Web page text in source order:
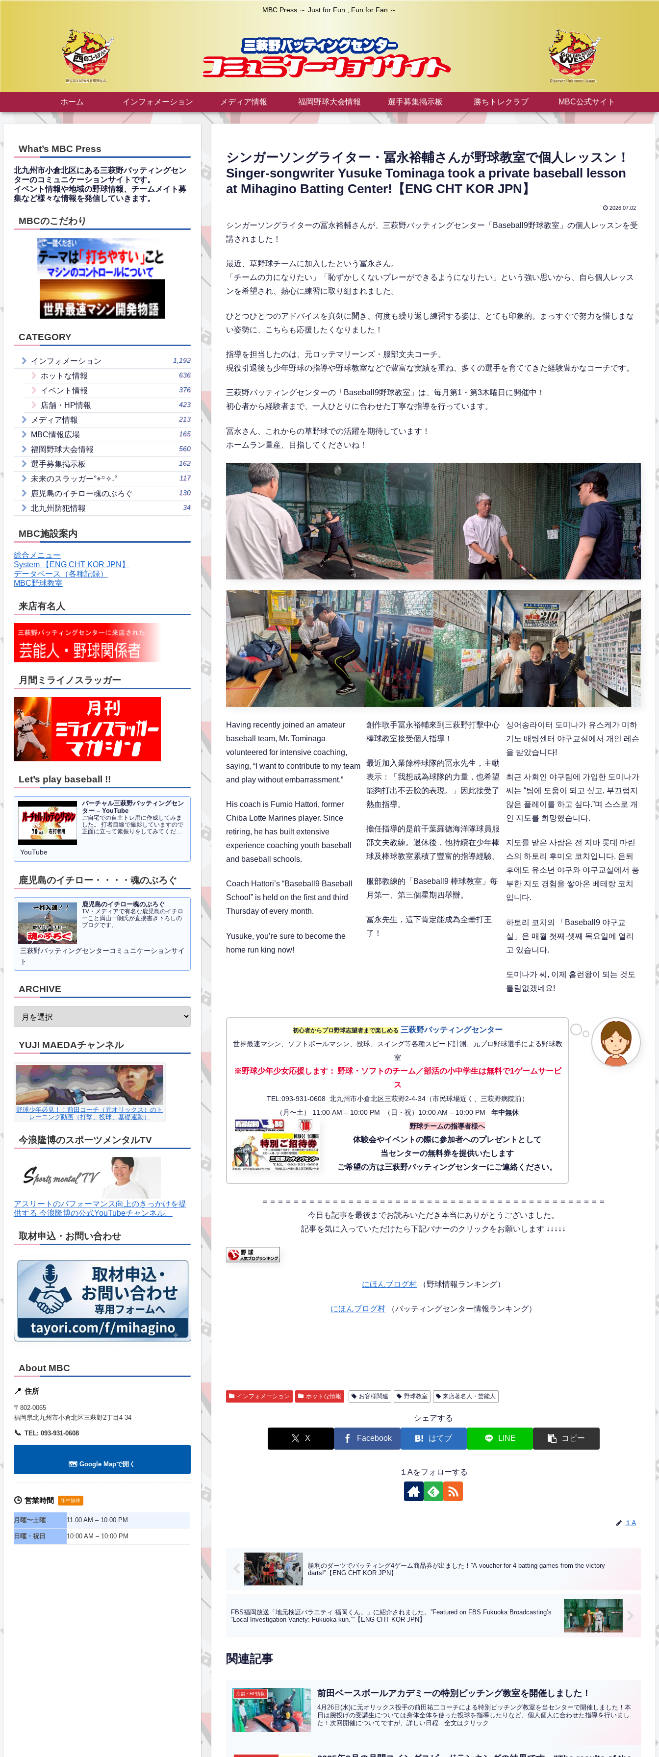
MBC Press ～ Just for Fun , Fun for Fan ～
ホーム インフォメーション メディア情報 福岡野球大会情報 選手募集掲示板 勝ちトレクラブ MBC公式サイト
シンガーソングライター・冨永裕輔さんが野球教室で個人レッスン！
Singer-songwriter Yusuke Tominaga took a private baseball lesson
at Mihagino Batting Center!【ENG CHT KOR JPN】
2026.07.02
シンガーソングライターの冨永裕輔さんが、三萩野バッティングセンター「Baseball9野球教室」の個人レッスンを受
講されました！
最近、草野球チームに加入したという冨永さん。
「チームの力になりたい」「恥ずかしくないプレーができるようになりたい」という強い思いから、自ら個人レッス
ンを希望され、熱心に練習に取り組まれました。
ひとつひとつのアドバイスを真剣に聞き、何度も繰り返し練習する姿は、とても印象的。まっすぐで努力を惜しまな
い姿勢に、こちらも応援したくなりました！
指導を担当したのは、元ロッテマリーンズ・服部文夫コーチ。
現役引退後も少年野球の指導や野球教室などで豊富な実績を重ね、多くの選手を育ててきた経験豊かなコーチです。
三萩野バッティングセンターの「Baseball9野球教室」は、毎月第1・第3木曜日に開催中！
初心者から経験者まで、一人ひとりに合わせた丁寧な指導を行っています。
冨永さん、これからの草野球での活躍を期待しています！
ホームラン量産、目指してくださいね！
Having recently joined an amateur
baseball team, Mr. Tominaga
volunteered for intensive coaching,
saying, “I want to contribute to my team
and play without embarrassment.”
His coach is Fumio Hattori, former
Chiba Lotte Marines player. Since
retiring, he has built extensive
experience coaching youth baseball
and baseball schools.
Coach Hattori’s “Baseball9 Baseball
School” is held on the first and third
Thursday of every month.
Yusuke, you’re sure to become the
home run king now!
創作歌手冨永裕輔來到三萩野打擊中心
棒球教室接受個人指導！
最近加入業餘棒球隊的冨永先生，主動
表示：「我想成為球隊的力量，也希望
能夠打出不丟臉的表現。」因此接受了
熱血指導。
擔任指導的是前千葉羅德海洋隊球員服
部文夫教練。退休後，他持續在少年棒
球及棒球教室累積了豐富的指導經驗。
服部教練的「Baseball9 棒球教室」每
月第一、第三個星期四舉辦。
冨永先生，這下肯定能成為全壘打王
了！
싱어송라이터 도미나가 유스케가 미하
기노 배팅센터 야구교실에서 개인 레슨
을 받았습니다!
최근 사회인 야구팀에 가입한 도미나가
씨는 “팀에 도움이 되고 싶고, 부끄럽지
않은 플레이를 하고 싶다.”며 스스로 개
인 지도를 희망했습니다.
지도를 맡은 사람은 전 지바 롯데 마린
스의 하토리 후미오 코치입니다. 은퇴
후에도 유소년 야구와 야구교실에서 풍
부한 지도 경험을 쌓아온 베테랑 코치
입니다.
하토리 코치의 「Baseball9 야구교
실」은 매월 첫째·셋째 목요일에 열리
고 있습니다.
도미나가 씨, 이제 홈런왕이 되는 것도
틀림없겠네요!
初心者からプロ野球志望者まで楽しめる 三萩野バッティングセンター
世界最速マシン、ソフトボールマシン、投球、スイング等各種スピード計測、元プロ野球選手による野球教
室
※野球少年少女応援します： 野球・ソフトのチーム／部活の小中学生は無料で1ゲームサービ
ス
TEL:093-931-0608 北九州市小倉北区三萩野2-4-34（市民球場近く、三萩野病院前）
（月〜土） 11:00 AM – 10:00 PM （日・祝）10:00 AM – 10:00 PM年中無休
野球チームの指導者様へ
体験会やイベントの際に参加者へのプレゼントとして
当センターの無料券を提供いたします
ご希望の方は三萩野バッティングセンターにご連絡ください。
＝＝＝＝＝＝＝＝＝＝＝＝＝＝＝＝＝＝＝＝＝＝＝＝＝＝＝＝＝＝＝＝＝＝＝＝＝＝＝＝＝＝＝＝
今日も記事を最後までお読みいただき本当にありがとうございました。
記事を気に入っていただけたら下記バナーのクリックをお願いします ↓↓↓↓↓
にほんブログ村 （野球情報ランキング）
にほんブログ村 （バッティングセンター情報ランキング）
インフォメーション ホットな情報 お客様関連 野球教室 来店著名人・芸能人
シェアする
X Facebook はてブ LINE コピー
１Aをフォローする
１A
勝利のダーツでバッティング4ゲーム商品券が出ました！”A voucher for 4 batting games from the victory
darts!”【ENG CHT KOR JPN】
FBS福岡放送「地元検証バラエティ 福岡くん。」に紹介されました。”Featured on FBS Fukuoka Broadcasting’s
“Local Investigation Variety: Fukuoka-kun.””【ENG CHT KOR JPN】
関連記事
店舗・HP情報 前田ベースボールアカデミーの特別ピッチング教室を開催しました！
4月26日(水)に元オリックス投手の前田祐二コーチによる特別ピッチング教室を当センターで開催しました！本
日は腕投げの受講生については身体全体を使った投球を指導したりなど、個人個人に合わせた指導を行いまし
た！次回開催についてですが、詳しい日程...全文はクリック
What’s MBC Press
北九州市小倉北区にある三萩野バッティングセン
ターのコミュニケーションサイトです。
イベント情報や地域の野球情報、チームメイト募
集など様々な情報を発信していきます。
MBCのこだわり
CATEGORY
インフォメーション 1,192
ホットな情報 636
イベント情報 376
店舗・HP情報 423
メディア情報 213
MBC情報広場 165
福岡野球大会情報 560
選手募集掲示板 162
未来のスラッガー°⌖꙳✧˖° 117
鹿児島のイチロー魂のぶろぐ 130
北九州防犯情報 34
MBC施設案内
総合メニュー
System 【ENG CHT KOR JPN】
データベース（各種記録）
MBC野球教室
来店有名人
月間ミライノスラッガー
Let’s play baseball !!
バーチャル三萩野バッティングセン
ター – YouTube
ご自宅での自主トレ用に作成してみま
した。 打者目線で撮影していますので
正面に立って素振りをしてみてくださ
YouTube
鹿児島のイチロー・・・・魂のぶろぐ
鹿児島のイチロー魂のぶろぐ
TV・メディアで有名な鹿児島のイチロ
ーこと満山一朗氏が直接書き下ろしの
ブログです。
三萩野バッティングセンターコミュニケーションサイ
ト
ARCHIVE
YUJI MAEDAチャンネル
野球少年必見！！前田コーチ（元オリックス）のト
レーニング動画（打撃、投球、基礎運動）
今浪隆博のスポーツメンタルTV
アスリートのパフォーマンス向上のきっかけを提
供する 今浪隆博の公式YouTubeチャンネル。
取材申込・お問い合わせ
About MBC
📍 住所
〒802-0065
福岡県北九州市小倉北区三萩野2丁目4-34
📞 TEL: 093-931-0608
🗺️ Google Mapで開く
🕒 営業時間 年中無休
月曜〜土曜 11:00 AM – 10:00 PM
日曜・祝日 10:00 AM – 10:00 PM